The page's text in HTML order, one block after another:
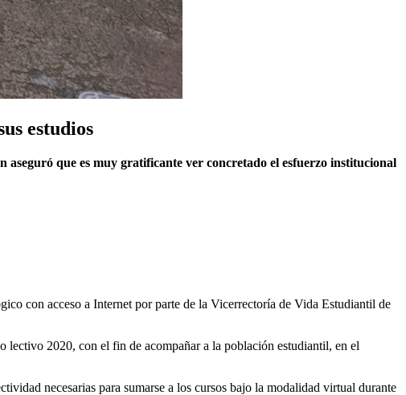
estudios
que es muy gratificante ver concretado el esfuerzo institucional
con acceso a Internet por parte de la Vicerrectoría de Vida Estudiantil de
2020, con el fin de acompañar a la población estudiantil, en el
necesarias para sumarse a los cursos bajo la modalidad virtual durante